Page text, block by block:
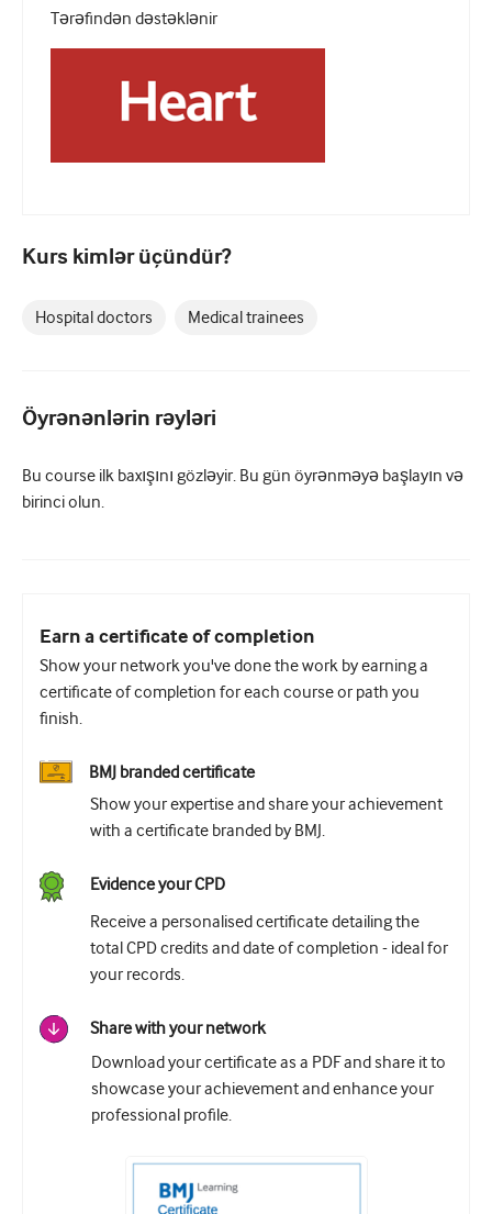
Əzələ-skelet sistemi
Mamalıq və ginekologiya
Patoloji/Laboratoriya tibbi
Professional Bacarıqlar
Keyfiyyətin yaxşılaşdırılması
Tənəffüs və QBB
Cinsi sağlamlıq
Cərrahiyyə
Urologiya
Qadın sağlamlığı
Tərəfindən dəstəklənir
Kurs kimlər üçündür?
Hospital doctors Medical trainees
Öyrənənlərin rəyləri
Bu course ilk baxışını gözləyir. Bu gün öyrənməyə başlayın və
birinci olun.
Earn a certificate of completion
Show your network you've done the work by earning a
certificate of completion for each course or path you
finish.
BMJ branded certificate
Show your expertise and share your achievement
with a certificate branded by BMJ.
Evidence your CPD
Receive a personalised certificate detailing the
total CPD credits and date of completion - ideal for
your records.
Share with your network
Download your certificate as a PDF and share it to
showcase your achievement and enhance your
professional profile.